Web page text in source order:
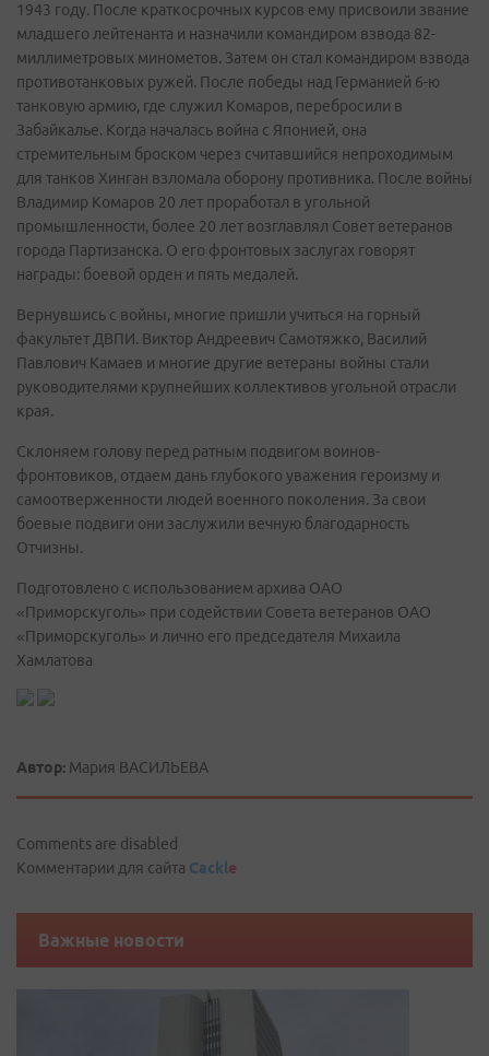
1943 году. После краткосрочных курсов ему присвоили звание
младшего лейтенанта и назначили командиром взвода 82-
миллиметровых минометов. Затем он стал командиром взвода
противотанковых ружей. После победы над Германией 6-ю
танковую армию, где служил Комаров, перебросили в
Забайкалье. Когда началась война с Японией, она
стремительным броском через считавшийся непроходимым
для танков Хинган взломала оборону противника. После войны
Владимир Комаров 20 лет проработал в угольной
промышленности, более 20 лет возглавлял Совет ветеранов
города Партизанска. О его фронтовых заслугах говорят
награды: боевой орден и пять медалей.
Вернувшись с войны, многие пришли учиться на горный
факультет ДВПИ. Виктор Андреевич Самотяжко, Василий
Павлович Камаев и многие другие ветераны войны стали
руководителями крупнейших коллективов угольной отрасли
края.
Склоняем голову перед ратным подвигом воинов-
фронтовиков, отдаем дань глубокого уважения героизму и
самоотверженности людей военного поколения. За свои
боевые подвиги они заслужили вечную благодарность
Отчизны.
Подготовлено с использованием архива ОАО
«Приморскуголь» при содействии Совета ветеранов ОАО
«Приморскуголь» и лично его председателя Михаила
Хамлатова
Автор: Мария ВАСИЛЬЕВА
Comments are disabled
Комментарии для сайта Cackle
Важные новости